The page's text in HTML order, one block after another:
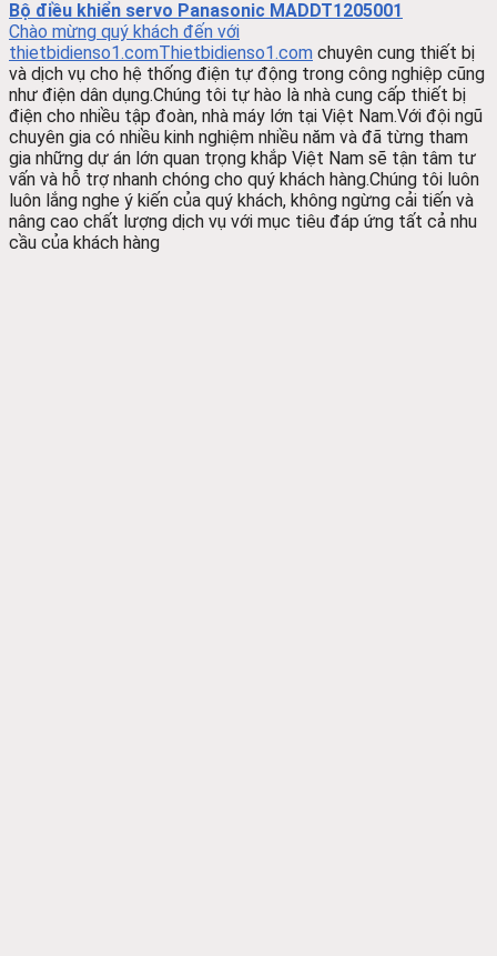
Bộ điều khiển servo Panasonic MADDT1205001
Chào mừng quý khách đến với
thietbidienso1.comThietbidienso1.com chuyên cung thiết bị
và dịch vụ cho hệ thống điện tự động trong công nghiệp cũng
như điện dân dụng.Chúng tôi tự hào là nhà cung cấp thiết bị
điện cho nhiều tập đoàn, nhà máy lớn tại Việt Nam.Với đội ngũ
chuyên gia có nhiều kinh nghiệm nhiều năm và đã từng tham
gia những dự án lớn quan trọng khắp Việt Nam sẽ tận tâm tư
vấn và hỗ trợ nhanh chóng cho quý khách hàng.Chúng tôi luôn
luôn lắng nghe ý kiến của quý khách, không ngừng cải tiến và
nâng cao chất lượng dịch vụ với mục tiêu đáp ứng tất cả nhu
cầu của khách hàng